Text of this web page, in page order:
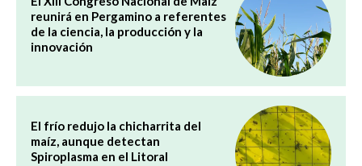
reunirá en Pergamino a referentes
de la ciencia, la producción y la
innovación
El frío redujo la chicharrita del
maíz, aunque detectan
Spiroplasma en el Litoral